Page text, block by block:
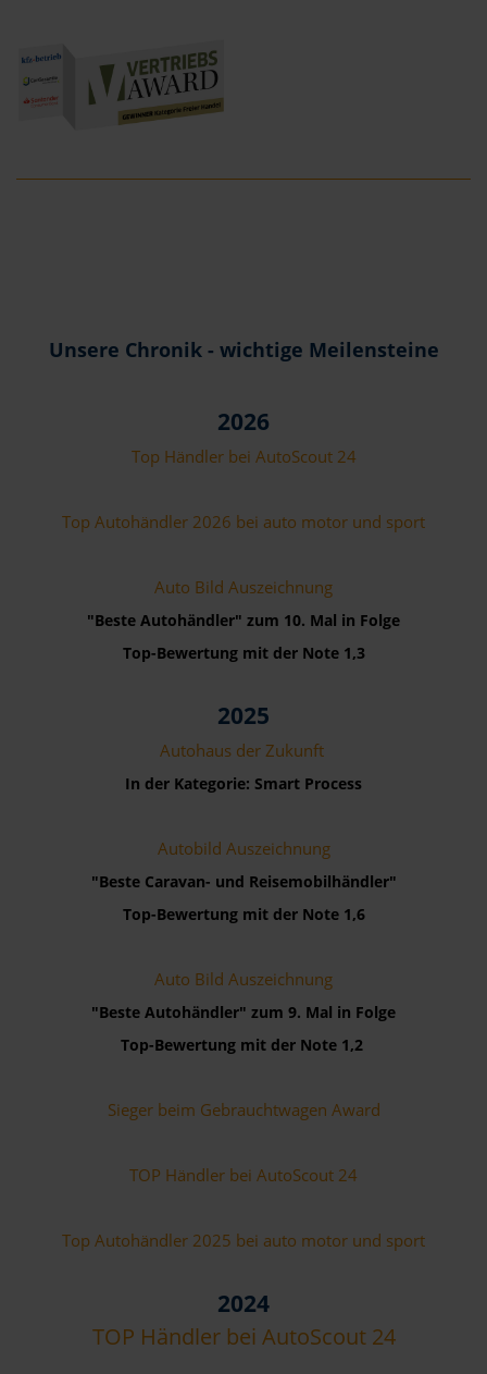
Unsere Chronik - wichtige Meilensteine
2026
Top Händler bei AutoScout 24
Top Autohändler 2026 bei auto motor und sport
Auto Bild Auszeichnung
"Beste Autohändler" zum 10. Mal in Folge
Top-Bewertung mit der Note 1,3
2025
Autohaus der Zukunft
In der Kategorie: Smart Process
Autobild Auszeichnung
"Beste Caravan- und Reisemobilhändler"
Top-Bewertung mit der Note 1,6
Auto Bild Auszeichnung
"Beste Autohändler" zum 9. Mal in Folge
Top-Bewertung mit der Note 1,2
Sieger beim Gebrauchtwagen Award
TOP Händler bei AutoScout 24
Top Autohändler 2025 bei auto motor und sport
2024
TOP Händler bei AutoScout 24